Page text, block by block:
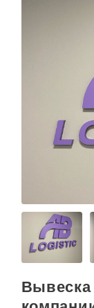
Вывеска